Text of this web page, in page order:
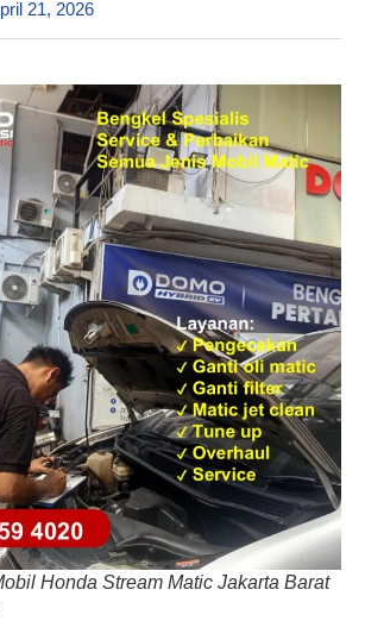
21, 2026
Honda Stream Matic Jakarta Barat